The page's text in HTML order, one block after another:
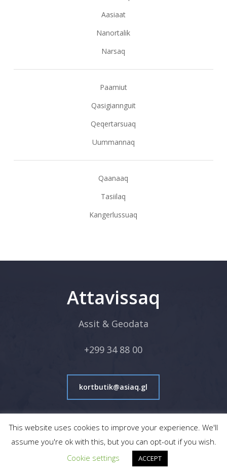
Aasiaat
Nanortalik
Narsaq
Paamiut
Qasigiannguit
Qeqertarsuaq
Uummannaq
Qaanaaq
Tasiilaq
Kangerlussuaq
Attavissaq
Assit & Geodata
+299 34 88 00
kortbutik@asiaq.gl
© 2026 Asiaq.
This website uses cookies to improve your experience. We'll
assume you're ok with this, but you can opt-out if you wish.
Cookie settings
ACCEPT